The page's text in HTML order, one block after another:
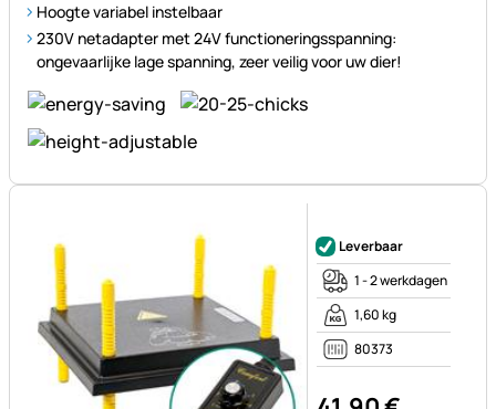
Hoogte variabel instelbaar
230V netadapter met 24V functioneringsspanning:
ongevaarlijke lage spanning, zeer veilig voor uw dier!
Leverbaar
1 - 2 werkdagen
1,60 kg
80373